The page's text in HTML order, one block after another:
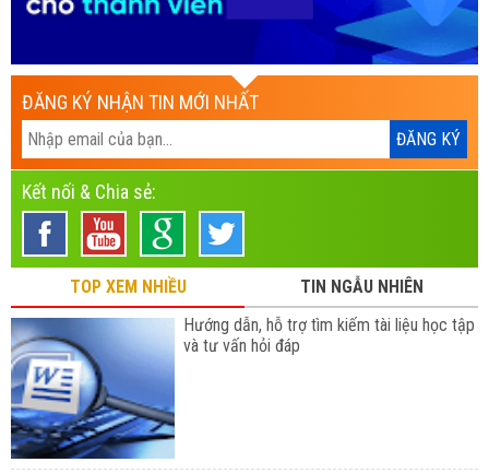
ĐĂNG KÝ NHẬN TIN MỚI NHẤT
Kết nối & Chia sẻ:
TOP XEM NHIỀU
TIN NGẪU NHIÊN
Hướng dẫn, hỗ trợ tìm kiếm tài liệu học tập
và tư vấn hỏi đáp